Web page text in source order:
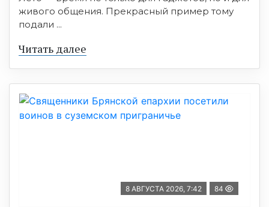
живого общения. Прекрасный пример тому
подали ...
Читать далее
8 АВГУСТА 2026, 7:42 84